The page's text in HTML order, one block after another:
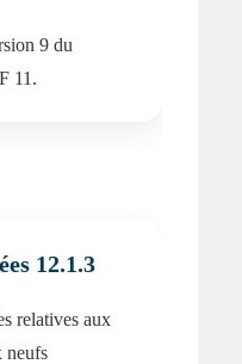
9 du
11.
12.1.3
relatives aux
neufs